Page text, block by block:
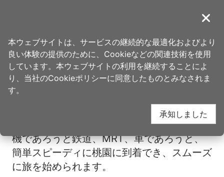
す
導覽
桃園へのアクセス
多種の交通手段を自由自在に
桃園は北台湾の重要な交通の要衝です。飛行
機であろうと鉄道、MRT、車であろうと、
簡単スピーディに桃園に到着でき、スムーズ
に旅を始められます。
閉じ
本ウェブサイトは、サービスの継続的な最適化およびより
良い体験の提供のために、Cookieなどの関連技術を使用
しています。本ウェブサイトの利用を継続することによ
り、当社のCookieポリシーに同意したものとみなされま
す。
承知しました